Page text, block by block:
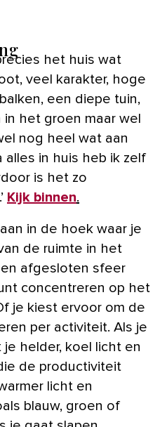
veel karakter, hoge
een diepe tuin,
het groen maar wel
nog heel wat aan
alles in huis heb ik zelf
is het zo
Kijk binnen.
in de hoek waar je
de ruimte in het
afgesloten sfeer
concentreren op het
je kiest ervoor om de
per activiteit. Als je
helder, koel licht en
de productiviteit
licht en
blauw, groen of